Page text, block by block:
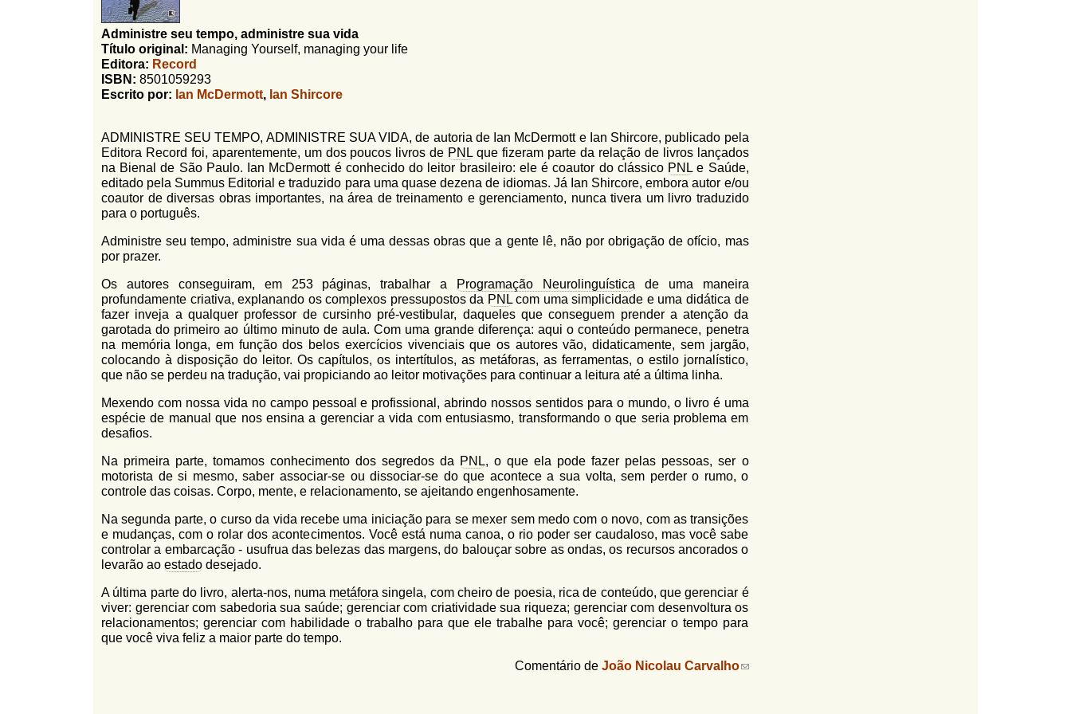
r
i
o
d
b
u
s
c
a
l
f
i
n
h
o
Administre seu tempo, administre sua vida
Título original: Managing Yourself, managing your life
Editora: Record
ISBN: 8501059293
Escrito por: Ian McDermott, Ian Shircore
ADMINISTRE SEU TEMPO, ADMINISTRE SUA VIDA, de autoria de Ian McDermott e Ian Shircore, publicado pela
Editora Record foi, aparentemente, um dos poucos livros de PNL que fizeram parte da relação de livros lançados
na Bienal de São Paulo. Ian McDermott é conhecido do leitor brasileiro: ele é coautor do clássico PNL e Saúde,
editado pela Summus Editorial e traduzido para uma quase dezena de idiomas. Já Ian Shircore, embora autor e/ou
coautor de diversas obras importantes, na área de treinamento e gerenciamento, nunca tivera um livro traduzido
para o português.
Administre seu tempo, administre sua vida é uma dessas obras que a gente lê, não por obrigação de ofício, mas
por prazer.
Os autores conseguiram, em 253 páginas, trabalhar a Programação Neurolinguísticade uma maneira
profundamente criativa, explanando os complexos pressupostos da PNLcom uma simplicidade e uma didática de
fazer inveja a qualquer professor de cursinho pré-vestibular, daqueles que conseguem prender a atenção da
garotada do primeiro ao último minuto de aula. Com uma grande diferença: aqui o conteúdo permanece, penetra
na memória longa, em função dos belos exercícios vivenciais que os autores vão, didaticamente, sem jargão,
colocando à disposição do leitor. Os capítulos, os intertítulos, as metáforas, as ferramentas, o estilo jornalístico,
que não se perdeu na tradução, vai propiciando ao leitor motivações para continuar a leitura até a última linha.
Mexendo com nossa vida no campo pessoal e profissional, abrindo nossos sentidos para o mundo, o livro é uma
espécie de manual que nos ensina a gerenciar a vida com entusiasmo, transformando o que seria problema em
desafios.
Na primeira parte, tomamos conhecimento dos segredos da PNL, o que ela pode fazer pelas pessoas, ser o
motorista de si mesmo, saber associar-se ou dissociar-se do que acontece a sua volta, sem perder o rumo, o
controle das coisas. Corpo, mente, e relacionamento, se ajeitando engenhosamente.
Na segunda parte, o curso da vida recebe uma iniciação para se mexer sem medo com o novo, com as transições
e mudanças, com o rolar dos acontecimentos. Você está numa canoa, o rio poder ser caudaloso, mas você sabe
controlar a embarcação - usufrua das belezas das margens, do balouçar sobre as ondas, os recursos ancorados o
levarão ao estado desejado.
A última parte do livro, alerta-nos, numa metáfora singela, com cheiro de poesia, rica de conteúdo, que gerenciar é
viver: gerenciar com sabedoria sua saúde; gerenciar com criatividade sua riqueza; gerenciar com desenvoltura os
relacionamentos; gerenciar com habilidade o trabalho para que ele trabalhe para você; gerenciar o tempo para
que você viva feliz a maior parte do tempo.
Comentário de João Nicolau Carvalho(